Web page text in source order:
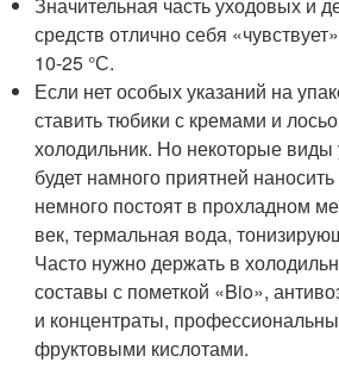
Значительная часть уходовых и
средств отлично себя
10-25 °С.
Если нет особых указаний на
ставить тюбики с кремами и
холодильник. Но некоторые виды
будет намного приятней
немного постоят в прохладном
век, термальная вода,
Часто нужно держать в
составы с пометкой «Bio»,
и концентраты,
фруктовыми кислотами.